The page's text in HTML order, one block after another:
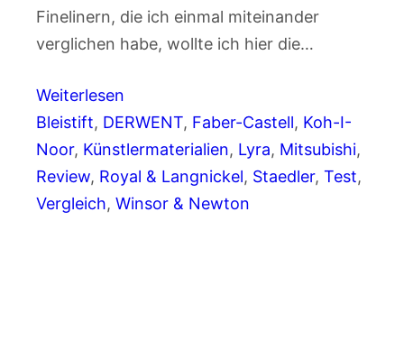
Finelinern, die ich einmal miteinander
verglichen habe, wollte ich hier die…
Weiterlesen
Bleistift, DERWENT, Faber-Castell, Koh-I-
Noor, Künstlermaterialien, Lyra, Mitsubishi
Review, Royal & Langnickel, Staedler, Test
Vergleich, Winsor & Newton